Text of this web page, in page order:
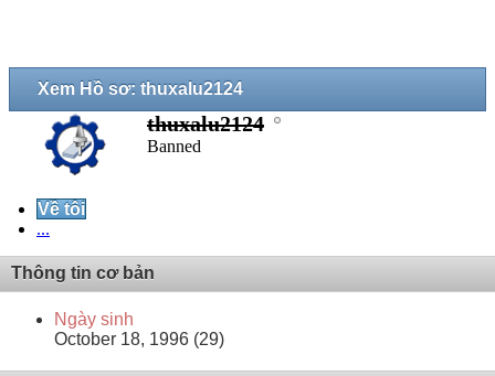
Xem Hồ sơ: thuxalu2124
thuxalu2124
Banned
Về tôi
...
Thông tin cơ bản
Ngày sinh
October 18, 1996 (29)